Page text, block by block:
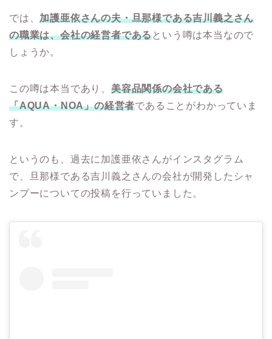
では、加護亜依さんの夫・旦那様である吉川義之さん
の職業は、会社の経営者であるという噂は本当なので
しょうか。
この噂は本当であり、 美容品関係の会社である
「AQUA・NOA」の経営者であることがわかっていま
す。
というのも、過去に加護亜依さんがインスタグラム
で、旦那様である吉川義之さんの会社が開発したシャ
ンプーについての投稿を行っていました。